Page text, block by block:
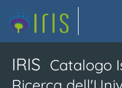
IRIS Catalogo